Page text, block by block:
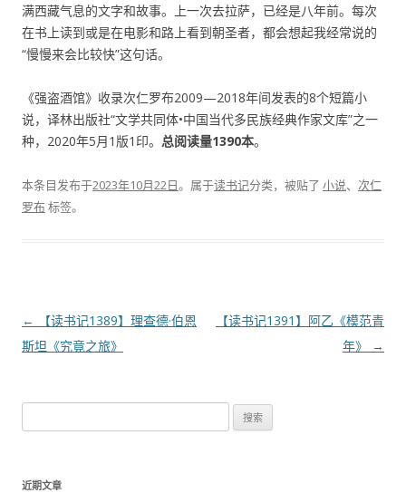
满西藏气息的文字和故事。上一次去拉萨，已经是八年前。每次
在书上读到或是在电影和路上看到朝圣者，都会想起我经常说的
“慢慢来会比较快”这句话。
《强盗酒馆》收录次仁罗布2009—2018年间发表的8个短篇小
说，译林出版社“文学共同体•中国当代多民族经典作家文库”之一
种，2020年5月1版1印。 总阅读量1390本。
本条目发布于2023年10月22日。属于读书记分类，被贴了 小说、 次仁
罗布标签。
文
章
←
【读书记1389】理查德·伯恩
斯坦《究竟之旅》
【读书记1391】阿乙《模范青
年》
→
索
近期文章